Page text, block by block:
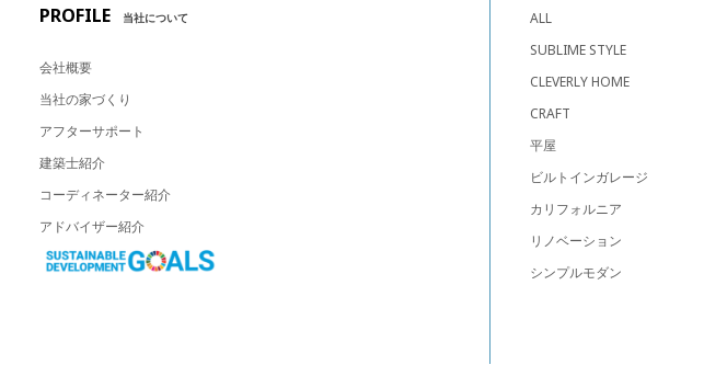
PROFILE 当社について
会社概要
当社の家づくり
アフターサポート
建築士紹介
コーディネーター紹介
アドバイザー紹介
ALL
SUBLIME STYLE
CLEVERLY HOME
CRAFT
平屋
ビルトインガレージ
カリフォルニア
リノベーション
シンプルモダン